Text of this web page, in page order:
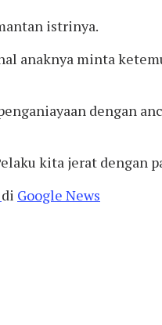
istrinya.
anaknya minta
dengan
kita jerat dengan
di Google News